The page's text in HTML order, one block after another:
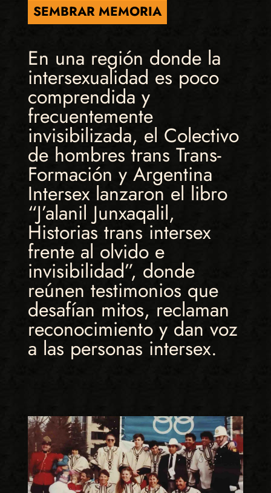
SEMBRAR MEMORIA
En una región donde la
intersexualidad es poco
comprendida y
frecuentemente
invisibilizada, el Colectivo
de hombres trans Trans-
Formación y Argentina
Intersex lanzaron el libro
“J’alanil Junxaqalil,
Historias trans intersex
frente al olvido e
invisibilidad”, donde
reúnen testimonios que
desafían mitos, reclaman
reconocimiento y dan voz
a las personas intersex.